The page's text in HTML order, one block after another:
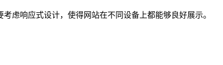
虑响应式设计，使得网站在不同设备上都能够良好展示。